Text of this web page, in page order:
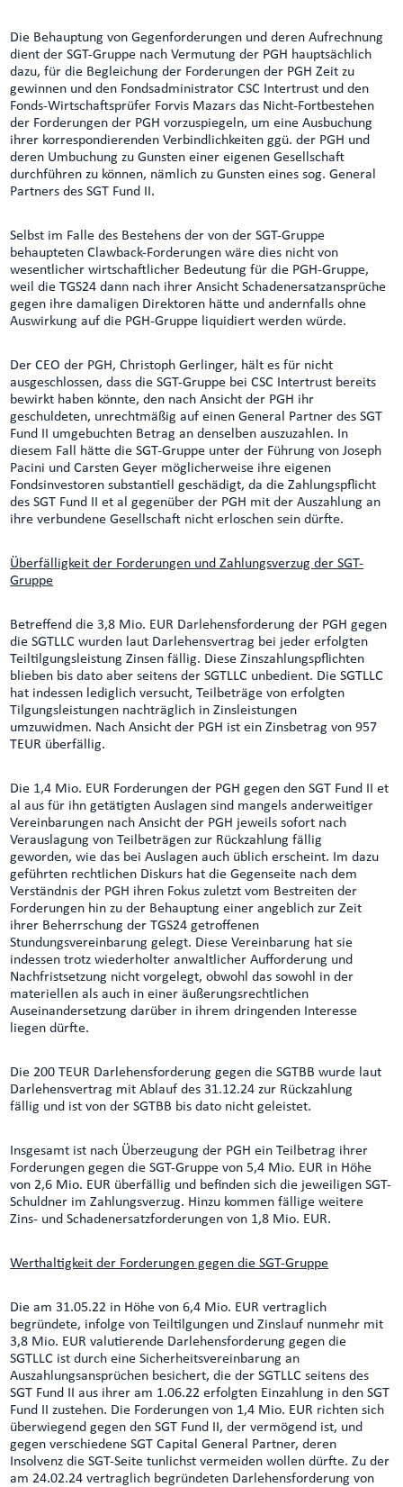
Die Behauptung von Gegenforderungen und deren Aufrechnung
dient der SGT-Gruppe nach Vermutung der PGH hauptsächlich
dazu, für die Begleichung der Forderungen der PGH Zeit zu
gewinnen und den Fondsadministrator CSC Intertrust und den
Fonds-Wirtschaftsprüfer Forvis Mazars das Nicht-Fortbestehen
der Forderungen der PGH vorzuspiegeln, um eine Ausbuchung
ihrer korrespondierenden Verbindlichkeiten ggü. der PGH und
deren Umbuchung zu Gunsten einer eigenen Gesellschaft
durchführen zu können, nämlich zu Gunsten eines sog. General
Partners des SGT Fund II.
Selbst im Falle des Bestehens der von der SGT-Gruppe
behaupteten Clawback-Forderungen wäre dies nicht von
wesentlicher wirtschaftlicher Bedeutung für die PGH-Gruppe,
weil die TGS24 dann nach ihrer Ansicht Schadenersatzansprüche
gegen ihre damaligen Direktoren hätte und andernfalls ohne
Auswirkung auf die PGH-Gruppe liquidiert werden würde.
Der CEO der PGH, Christoph Gerlinger, hält es für nicht
ausgeschlossen, dass die SGT-Gruppe bei CSC Intertrust bereits
bewirkt haben könnte, den nach Ansicht der PGH ihr
geschuldeten, unrechtmäßig auf einen General Partner des SGT
Fund II umgebuchten Betrag an denselben auszuzahlen. In
diesem Fall hätte die SGT-Gruppe unter der Führung von Joseph
Pacini und Carsten Geyer möglicherweise ihre eigenen
Fondsinvestoren substantiell geschädigt, da die Zahlungspflicht
des SGT Fund II et al gegenüber der PGH mit der Auszahlung an
ihre verbundene Gesellschaft nicht erloschen sein dürfte.
Überfälligkeit der Forderungen und Zahlungsverzug der SGT-
Gruppe
Betreffend die 3,8 Mio. EUR Darlehensforderung der PGH gegen
die SGTLLC wurden laut Darlehensvertrag bei jeder erfolgten
Teiltilgungsleistung Zinsen fällig. Diese Zinszahlungspflichten
blieben bis dato aber seitens der SGTLLC unbedient. Die SGTLLC
hat indessen lediglich versucht, Teilbeträge von erfolgten
Tilgungsleistungen nachträglich in Zinsleistungen
umzuwidmen. Nach Ansicht der PGH ist ein Zinsbetrag von 957
TEUR überfällig.
Die 1,4 Mio. EUR Forderungen der PGH gegen den SGT Fund II et
al aus für ihn getätigten Auslagen sind mangels anderweitiger
Vereinbarungen nach Ansicht der PGH jeweils sofort nach
Verauslagung von Teilbeträgen zur Rückzahlung fällig
geworden, wie das bei Auslagen auch üblich erscheint. Im dazu
geführten rechtlichen Diskurs hat die Gegenseite nach dem
Verständnis der PGH ihren Fokus zuletzt vom Bestreiten der
Forderungen hin zu der Behauptung einer angeblich zur Zeit
ihrer Beherrschung der TGS24 getroffenen
Stundungsvereinbarung gelegt. Diese Vereinbarung hat sie
indessen trotz wiederholter anwaltlicher Aufforderung und
Nachfristsetzung nicht vorgelegt, obwohl das sowohl in der
materiellen als auch in einer äußerungsrechtlichen
Auseinandersetzung darüber in ihrem dringenden Interesse
liegen dürfte.
Die 200 TEUR Darlehensforderung gegen die SGTBB wurde laut
Darlehensvertrag mit Ablauf des 31.12.24 zur Rückzahlung
fällig und ist von der SGTBB bis dato nicht geleistet.
Insgesamt ist nach Überzeugung der PGH ein Teilbetrag ihrer
Forderungen gegen die SGT-Gruppe von 5,4 Mio. EUR in Höhe
von 2,6 Mio. EUR überfällig und befinden sich die jeweiligen SGT-
Schuldner im Zahlungsverzug. Hinzu kommen fällige weitere
Zins- und Schadenersatzforderungen von 1,8 Mio. EUR.
Werthaltigkeit der Forderungen gegen die SGT-Gruppe
Die am 31.05.22 in Höhe von 6,4 Mio. EUR vertraglich
begründete, infolge von Teiltilgungen und Zinslauf nunmehr mit
3,8 Mio. EUR valutierende Darlehensforderung gegen die
SGTLLC ist durch eine Sicherheitsvereinbarung an
Auszahlungsansprüchen besichert, die der SGTLLC seitens des
SGT Fund II aus ihrer am 1.06.22 erfolgten Einzahlung in den SGT
Fund II zustehen. Die Forderungen von 1,4 Mio. EUR richten sich
überwiegend gegen den SGT Fund II, der vermögend ist, und
gegen verschiedene SGT Capital General Partner, deren
Insolvenz die SGT-Seite tunlichst vermeiden wollen dürfte. Zu der
am 24.02.24 vertraglich begründeten Darlehensforderung von